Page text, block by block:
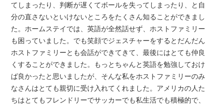
てしまったり、判断が遅くてボールを失ってしまったり、と自
分の直さないといけないところをたくさん知ることができまし
た。ホームステイでは、英語が全然話せず、ホストファミリー
も困っていました。でも笑顔でジェスチャーをするとだんだん
ホストファミリーとも会話ができてきて、最後にはとても仲良
くすることができました。もっとちゃんと英語を勉強しておけ
ば良かったと思いましたが、そんな私をホストファミリーのみ
なさんはとても親切に受け入れてくれました。アメリカの人た
ちはとてもフレンドリーでサッカーでも私生活でも積極的で、